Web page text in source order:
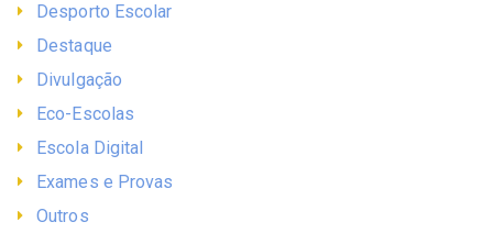
Desporto Escolar
Destaque
Divulgação
Eco-Escolas
Escola Digital
Exames e Provas
Outros